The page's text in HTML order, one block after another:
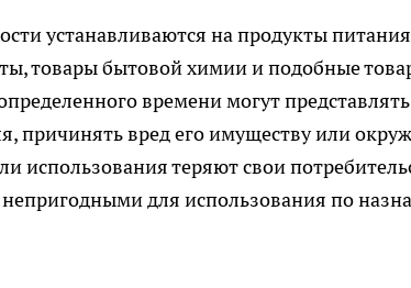
устанавливаются на продукты
товары бытовой химии и подобные
времени могут
причинять вред его имуществу или
использования теряют свои
непригодными для использования по